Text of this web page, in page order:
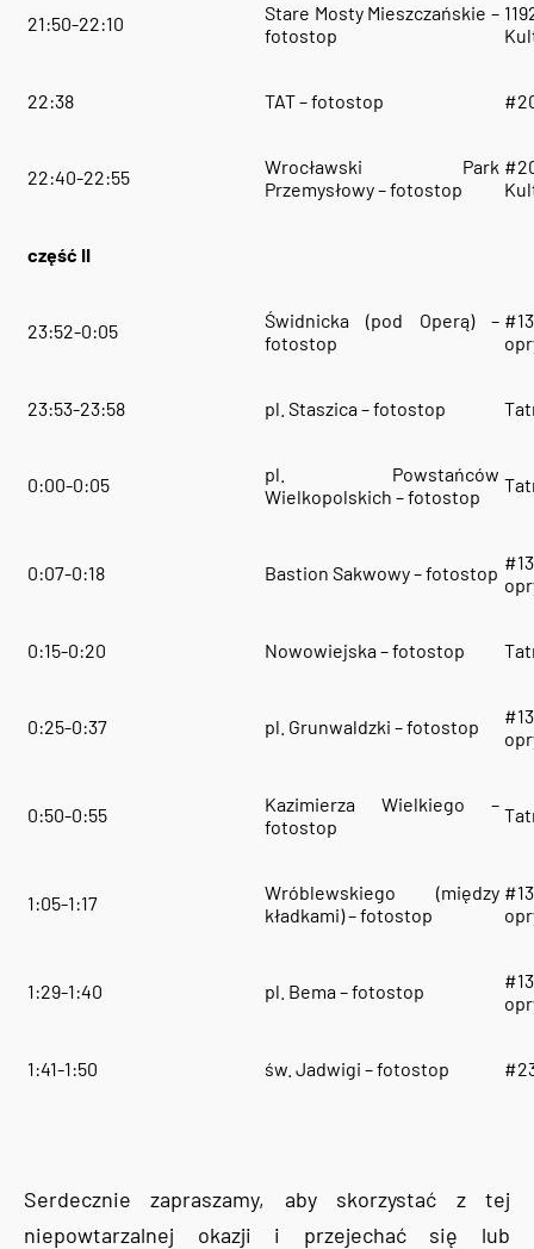
21:50-22:10
Stare Mosty Mieszczańskie –
fotostop
22:38 TAT – fotostop
22:40-22:55
Wrocławski Park
Przemysłowy – fotostop
część II
23:52-0:05
Świdnicka (pod Operą) –
fotostop
23:53-23:58 pl. Staszica – fotostop
0:00-0:05
pl. Powstańców
Wielkopolskich – fotostop
0:07-0:18 Bastion Sakwowy – fotostop
0:15-0:20 Nowowiejska – fotostop
0:25-0:37 pl. Grunwaldzki – fotostop
0:50-0:55
Kazimierza Wielkiego –
fotostop
1:05-1:17
Wróblewskiego (między
kładkami) – fotostop
1:29-1:40 pl. Bema – fotostop
1:41-1:50 św. Jadwigi – fotostop
Serdecznie zapraszamy, aby skorzystać z tej
niepowtarzalnej okazji i przejechać się lub